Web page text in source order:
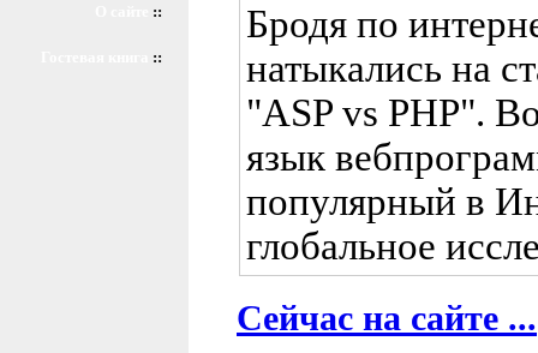
::
::
Бродя по
натыкались на
"ASP vs PHP".
язык
популярный в
глобальное
Сейчас на сайте ...